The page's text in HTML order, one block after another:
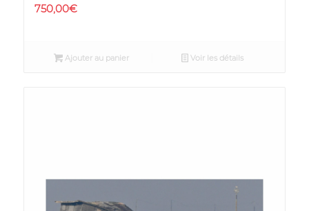
750,00€
Ajouter au panier Voir les détails